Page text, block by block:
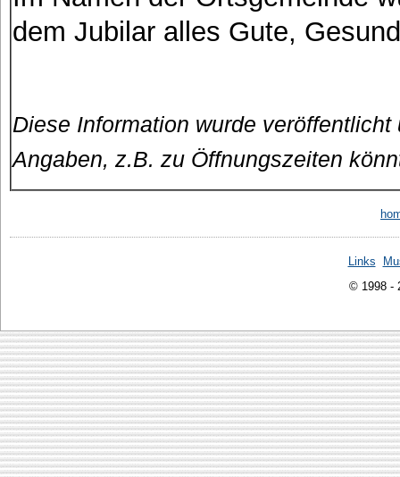
dem Jubilar alles Gute,
Diese Information wurde
Angaben, z.B. zu Öffnungszeiten
Links
© 1998 -